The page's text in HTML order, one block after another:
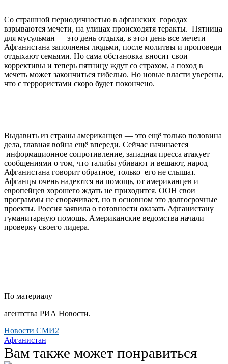
Со страшной периодичностью в афганских городах
взрываются мечети, на улицах происходятя теракты. Пятница
для мусульман — это день отдыха, в этот день все мечети
Афганистана заполнены людьми, после молитвы и проповеди
отдыхают семьями. Но сама обстановка вносит свои
коррективы и теперь пятницу ждут со страхом, а поход в
мечеть может закончиться гибелью. Но новые власти уверены,
что с террористами скоро будет покончено.
Выдавить из страны американцев — это ещё только половина
дела, главная война ещё впереди. Сейчас начинается
информационное сопротивление, западная пресса атакует
сообщениями о том, что талибы убивают и вешают, народ
Афганистана говорит обратное, только его не слышат.
Афганцы очень надеются на помощь, от американцев и
европейцев хорошего ждать не приходится. ООН свои
программы не сворачивает, но в основном это долгосрочные
проекты. Россия заявила о готовности оказать Афганистану
гуманитарную помощь. Американские ведомства начали
проверку своего лидера.
По материалу
агентства РИА Новости.
Новости СМИ2
Афганистан
Вам также может понравиться